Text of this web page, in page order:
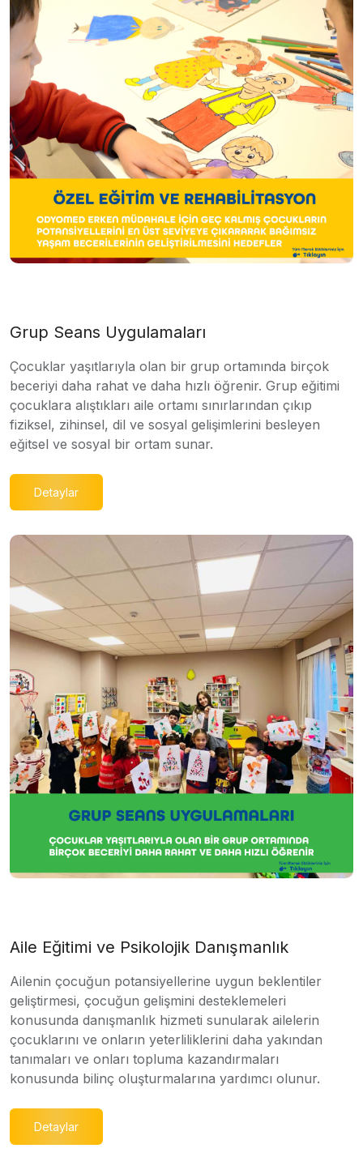
Grup Seans Uygulamaları
Çocuklar yaşıtlarıyla olan bir grup ortamında birçok
beceriyi daha rahat ve daha hızlı öğrenir. Grup eğitimi
çocuklara alıştıkları aile ortamı sınırlarından çıkıp
fiziksel, zihinsel, dil ve sosyal gelişimlerini besleyen
eğitsel ve sosyal bir ortam sunar.
Detaylar
Aile Eğitimi ve Psikolojik Danışmanlık
Ailenin çocuğun potansiyellerine uygun beklentiler
geliştirmesi, çocuğun gelişmini desteklemeleri
konusunda danışmanlık hizmeti sunularak ailelerin
çocuklarını ve onların yeterliliklerini daha yakından
tanımaları ve onları topluma kazandırmaları
konusunda bilinç oluşturmalarına yardımcı olunur.
Detaylar